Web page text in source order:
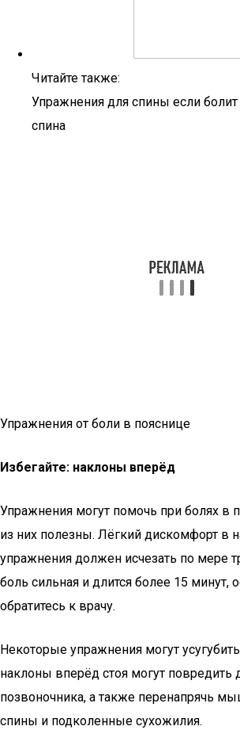
Читайте также:
Упражнения для спины если
спина
Упражнения от боли в пояснице
Избегайте: наклоны вперёд
Упражнения могут помочь при болях в
из них полезны. Лёгкий дискомфорт в
упражнения должен исчезать по мере
боль сильная и длится более 15 минут,
обратитесь к врачу.
Некоторые упражнения могут
наклоны вперёд стоя могут повредить
позвоночника, а также перенапрячь
спины и подколенные сухожилия.